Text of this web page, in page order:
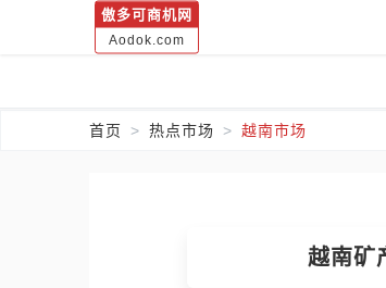
傲多可商机网
Aodok.com
首页 热点市场 越南市场
越南矿